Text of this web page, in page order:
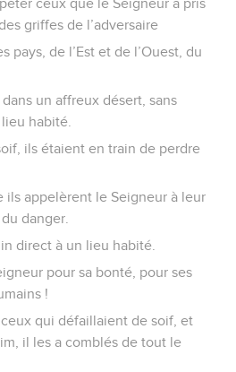
ceux que le Seigneur a pris
griffes de l’adversaire
pays, de l’Est et de l’Ouest, du
un affreux désert, sans
habité.
ils étaient en train de perdre
ils appelèrent le Seigneur à leur
danger.
direct à un lieu habité.
pour sa bonté, pour ses
!
qui défaillaient de soif, et
il les a comblés de tout le